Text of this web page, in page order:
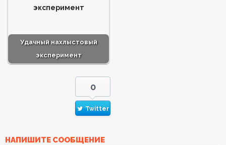
Удачный нахлыстовый
эксперимент
0
Twitter
НАПИШИТЕ СООБЩЕНИЕ